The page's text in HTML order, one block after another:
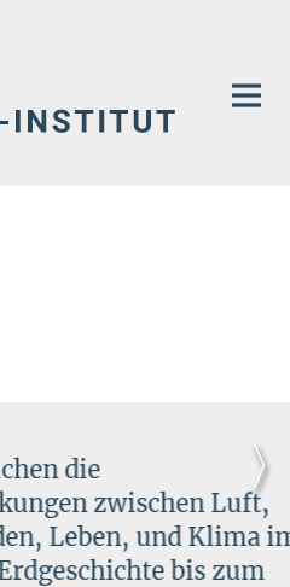
zwischen Luft,
und Klima im
bis zum